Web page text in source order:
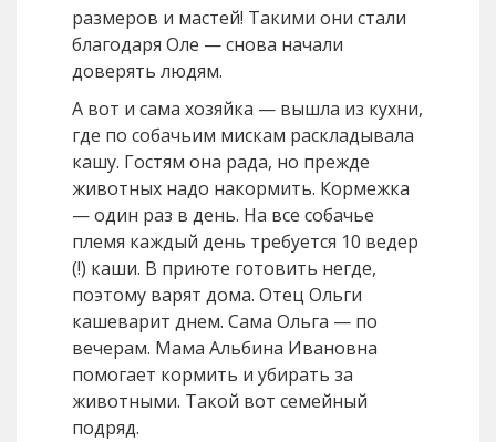
размеров и мастей! Такими они стали
благодаря Оле — снова начали
доверять людям.
А вот и сама хозяйка — вышла из кухни,
где по собачьим мискам раскладывала
кашу. Гостям она рада, но прежде
животных надо накормить. Кормежка
— один раз в день. На все собачье
племя каждый день требуется 10 ведер
(!) каши. В приюте готовить негде,
поэтому варят дома. Отец Ольги
кашеварит днем. Сама Ольга — по
вечерам. Мама Альбина Ивановна
помогает кормить и убирать за
животными. Такой вот семейный
подряд.